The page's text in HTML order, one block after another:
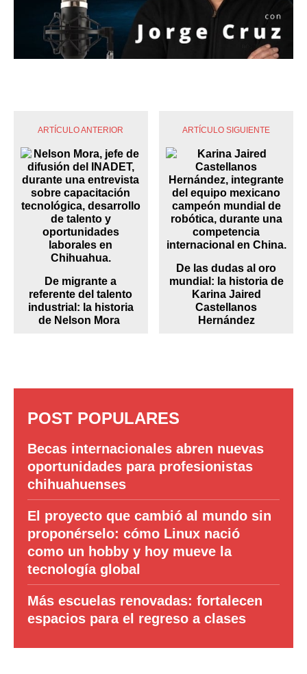
ARTÍCULO ANTERIOR
De migrante a
referente del talento
industrial: la historia
de Nelson Mora
ARTÍCULO SIGUIENTE
De las dudas al oro
mundial: la historia de
Karina Jaired
Castellanos
Hernández
POST POPULARES
Becas internacionales abren nuevas
oportunidades para profesionistas
chihuahuenses
El proyecto que cambió al mundo sin
proponérselo: cómo Linux nació
como un hobby y hoy mueve la
tecnología global
Más escuelas renovadas: fortalecen
espacios para el regreso a clases